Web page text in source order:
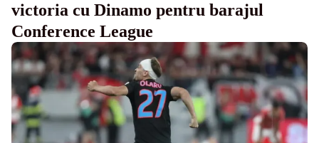
victoria cu Dinamo pentru barajul
Conference League